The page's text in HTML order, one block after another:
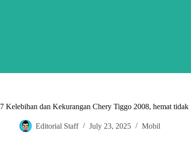
7 Kelebihan dan Kekurangan Chery Tiggo 2008, hemat tidak
Editorial Staff July 23, 2025 Mobil